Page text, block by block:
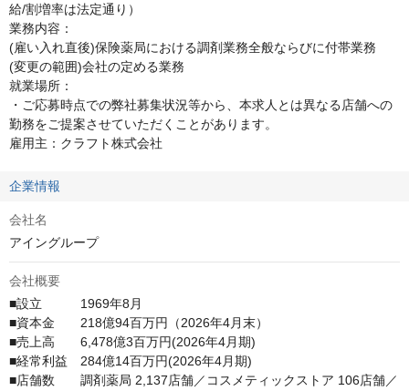
給/割増率は法定通り）
業務内容：
(雇い入れ直後)保険薬局における調剤業務全般ならびに付帯業務
(変更の範囲)会社の定める業務
就業場所：
・ご応募時点での弊社募集状況等から、本求人とは異なる店舗への
勤務をご提案させていただくことがあります。
雇用主：クラフト株式会社
企業情報
会社名
アイングループ
会社概要
■設立　　　1969年8月
■資本金　　218億94百万円（2026年4月末）
■売上高　　6,478億3百万円(2026年4月期)
■経常利益　284億14百万円(2026年4月期)
■店舗数　　調剤薬局 2,137店舗／コスメティックストア 106店舗／